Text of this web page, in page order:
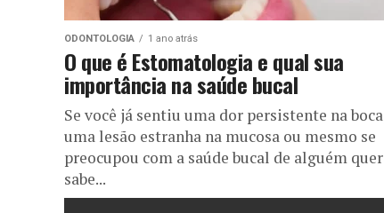
ODONTOLOGIA 1 ano atrás
O que é Estomatologia e qual sua
importância na saúde bucal
Se você já sentiu uma dor persistente na
uma lesão estranha na mucosa ou mesmo se
preocupou com a saúde bucal de alguém
sabe...